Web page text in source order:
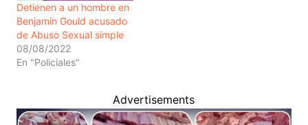
Detienen a un hombre en
Benjamín Gould acusado
de Abuso Sexual simple
08/08/2022
En "Policiales"
Advertisements